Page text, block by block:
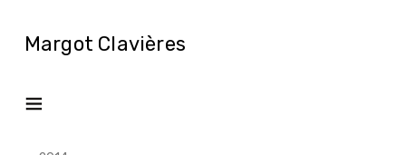
Margot Clavières